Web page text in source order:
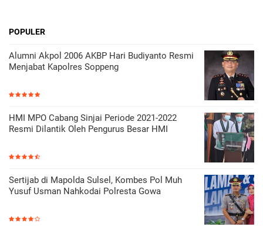
POPULER
Alumni Akpol 2006 AKBP Hari Budiyanto Resmi
Menjabat Kapolres Soppeng
HMI MPO Cabang Sinjai Periode 2021-2022
Resmi Dilantik Oleh Pengurus Besar HMI
Sertijab di Mapolda Sulsel, Kombes Pol Muh
Yusuf Usman Nahkodai Polresta Gowa